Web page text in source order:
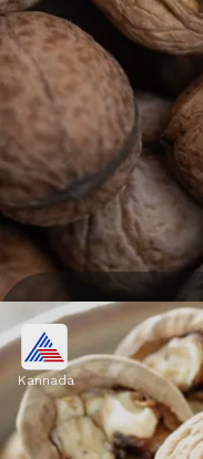
ರೋಗನಿರೋಧಕ
Image credits: Getty
Kannada